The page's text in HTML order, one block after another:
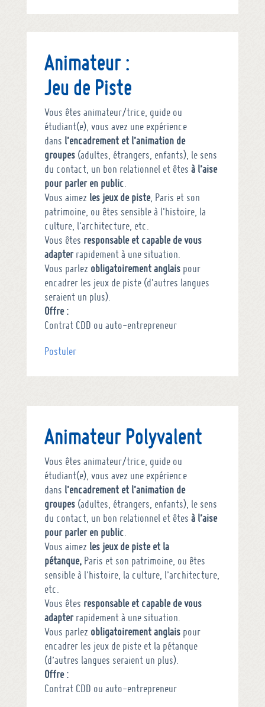
Animateur :
Jeu de Piste
Vous êtes animateur/trice, guide ou
étudiant(e), vous avez une expérience
dans l’encadrement et l’animation de
groupes(adultes, étrangers, enfants), le sens
du contact, un bon relationnel et êtes à l’aise
pour parler en public
Vous aimez les jeux de piste, Paris et son
patrimoine, ou êtes sensible à l’histoire, la
culture, l’architecture, etc.
Vous êtes responsable et capable de vous
adapterrapidement à une situation.
Vous parlez obligatoirement anglaispour
encadrer les jeux de piste (d’autres langues
seraient un plus).
Offre :
Contrat CDD ou auto-entrepreneur
Postuler
Animateur Polyvalent
Vous êtes animateur/trice, guide ou
étudiant(e), vous avez une expérience
dans l’encadrement et l’animation de
groupes(adultes, étrangers, enfants), le sens
du contact, un bon relationnel et êtes à l’aise
pour parler en public
Vous aimez les jeux de piste et la
pétanque,Paris et son patrimoine, ou êtes
sensible à l’histoire, la culture, l’architecture,
etc.
Vous êtes responsable et capable de vous
adapterrapidement à une situation.
Vous parlez obligatoirement anglaispour
encadrer les jeux de piste et la pétanque
(d’autres langues seraient un plus).
Offre :
Contrat CDD ou auto-entrepreneur